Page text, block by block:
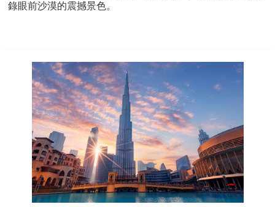
錄眼前沙漠的震撼景色。